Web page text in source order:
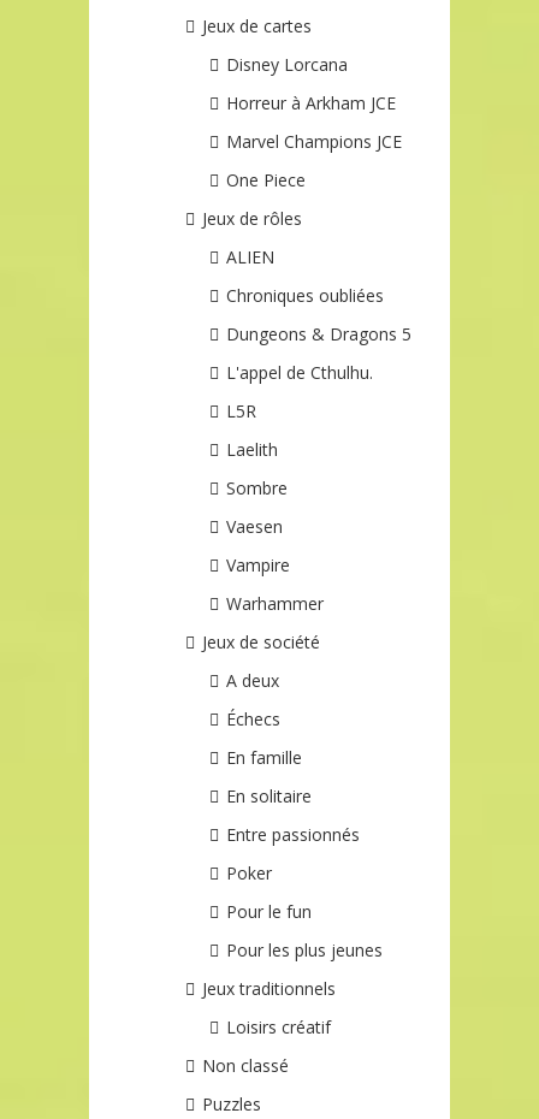
Jeux de cartes
Disney Lorcana
Horreur à Arkham JCE
Marvel Champions JCE
One Piece
Jeux de rôles
ALIEN
Chroniques oubliées
Dungeons & Dragons 5
L'appel de Cthulhu.
L5R
Laelith
Sombre
Vaesen
Vampire
Warhammer
Jeux de société
A deux
Échecs
En famille
En solitaire
Entre passionnés
Poker
Pour le fun
Pour les plus jeunes
Jeux traditionnels
Loisirs créatif
Non classé
Puzzles